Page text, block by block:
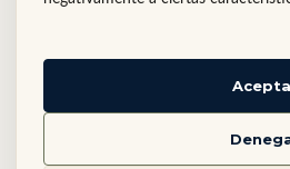
© Villaberries·Aviso legal
Política de